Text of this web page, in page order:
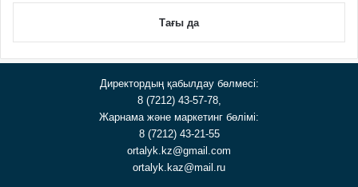
Тағы да
Директордың қабылдау бөлмесі:
8 (7212) 43-57-78,
Жарнама және маркетинг бөлімі:
8 (7212) 43-21-55
ortalyk.kz@gmail.com
ortalyk.kaz@mail.ru